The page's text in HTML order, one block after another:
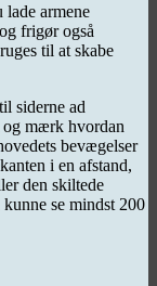
armene
frigør også
til at skabe
siderne ad
mærk hvordan
bevægelser
i en afstand,
den skiltede
se mindst 200